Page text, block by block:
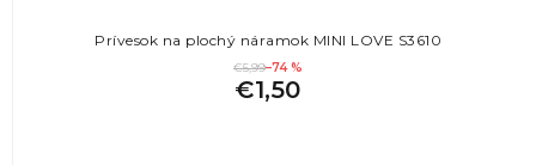
Prívesok na plochý náramok MINI LOVE S3610
€5,99–74 %
€1,50